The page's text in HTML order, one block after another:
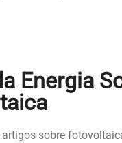
Energia
sobre